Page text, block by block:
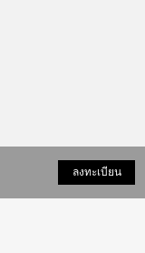
ลงทะเบียน